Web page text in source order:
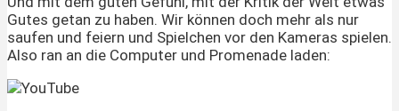
Gutes getan zu haben. Wir können doch mehr als nur
saufen und feiern und Spielchen vor den Kameras spielen.
Also ran an die Computer und Promenade laden: